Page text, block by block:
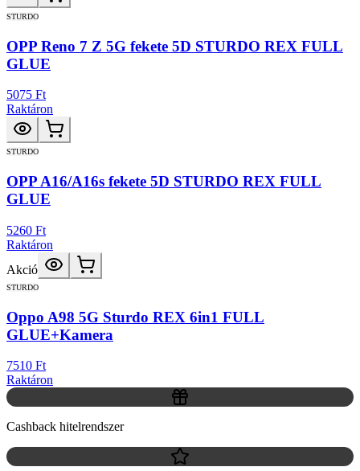
STURDO
OPP Reno 7 Z 5G fekete 5D STURDO REX FULL
GLUE
5075 Ft
Raktáron
STURDO
OPP A16/A16s fekete 5D STURDO REX FULL
GLUE
5260 Ft
Raktáron
Akció
STURDO
Oppo A98 5G Sturdo REX 6in1 FULL
GLUE+Kamera
7510 Ft
Raktáron
Cashback hitelrendszer